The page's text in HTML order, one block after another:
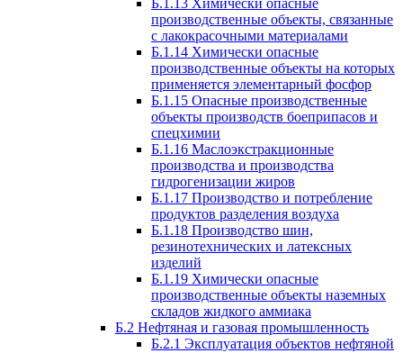
Б.1.13 Химически опасные
производственные объекты, связанные
с лакокрасочными материалами
Б.1.14 Химически опасные
производственные объекты на которых
применяется элементарный фосфор
Б.1.15 Опасные производственные
объекты производств боеприпасов и
спецхимии
Б.1.16 Маслоэкстракционные
производства и производства
гидрогенизации жиров
Б.1.17 Производство и потребление
продуктов разделения воздуха
Б.1.18 Производство шин,
резинотехнических и латексных
изделий
Б.1.19 Химически опасные
производственные объекты наземных
складов жидкого аммиака
Б.2 Нефтяная и газовая промышленность
Б.2.1 Эксплуатация объектов нефтяной